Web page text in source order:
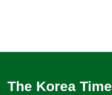
The Korea